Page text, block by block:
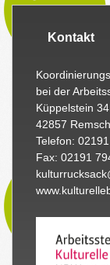
Kontakt
bei der
Küppelstein 34
42857
Telefon:
Fax: 02191